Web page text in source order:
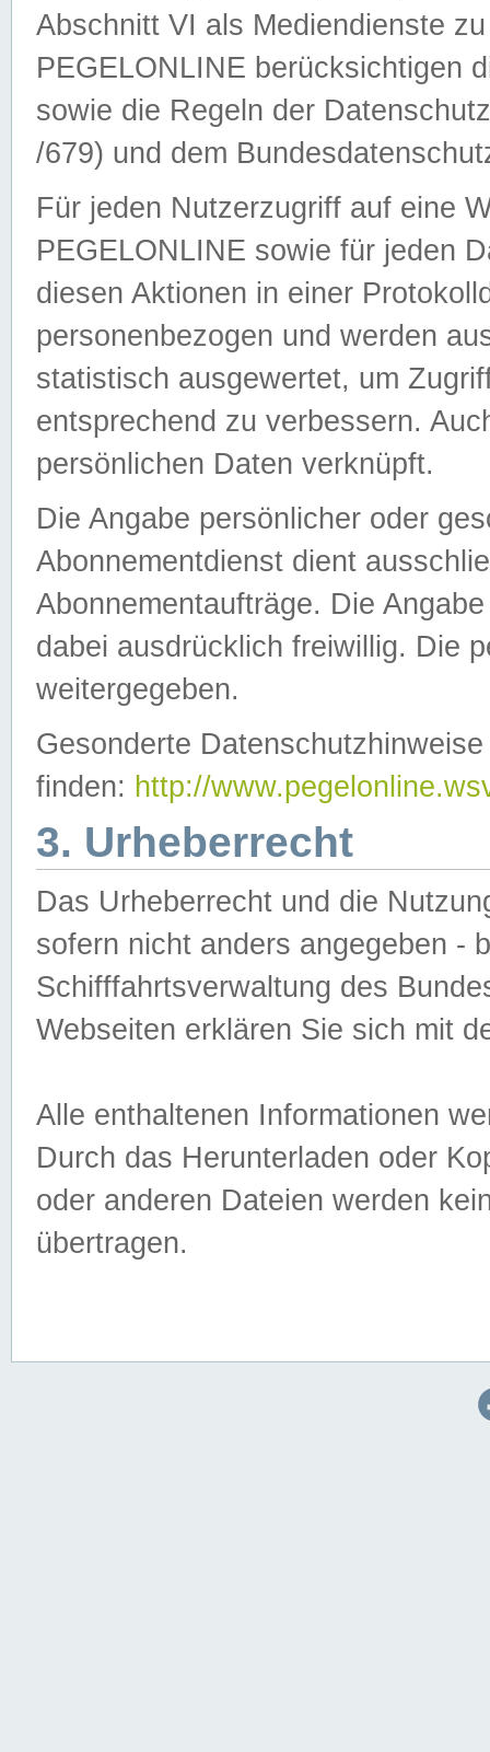
Abschnitt VI als Mediendienste
PEGELONLINE berücksichtigen
sowie die Regeln der
/679) und dem
Für jeden Nutzerzugriff auf eine
PEGELONLINE sowie für jeden
diesen Aktionen in einer
personenbezogen und werden
statistisch ausgewertet, um
entsprechend zu verbessern.
persönlichen Daten verknüpft.
Die Angabe persönlicher oder
Abonnementdienst dient
Abonnementaufträge. Die
dabei ausdrücklich freiwillig. Die
weitergegeben.
Gesonderte
finden: http://
3. Urheberrecht
Das Urheberrecht und die
sofern nicht anders angegeben -
Schifffahrtsverwaltung des
Webseiten erklären Sie sich mit
Alle enthaltenen Informationen
Durch das Herunterladen oder
oder anderen Dateien werden
übertragen.